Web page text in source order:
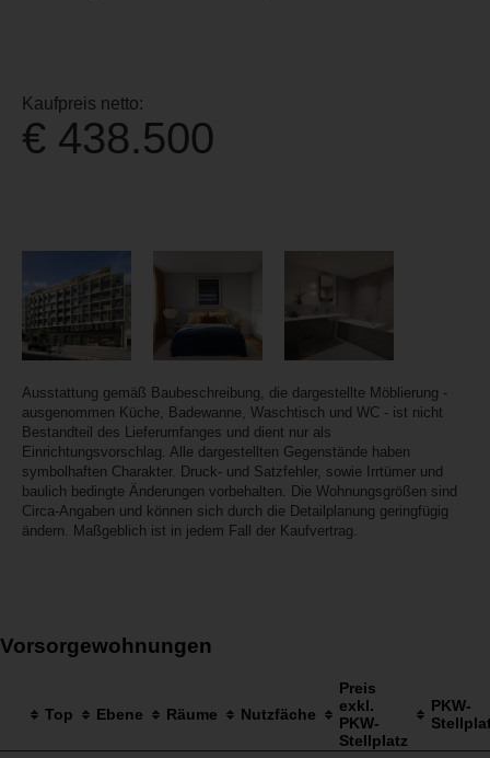
Kaufpreis netto:
€ 438.500
Ausstattung gemäß Baubeschreibung, die dargestellte Möblierung -
ausgenommen Küche, Badewanne, Waschtisch und WC - ist nicht
Bestandteil des Lieferumfanges und dient nur als
Einrichtungsvorschlag. Alle dargestellten Gegenstände haben
symbolhaften Charakter. Druck- und Satzfehler, sowie Irrtümer und
baulich bedingte Änderungen vorbehalten. Die Wohnungsgrößen sind
Circa-Angaben und können sich durch die Detailplanung geringfügig
ändern. Maßgeblich ist in jedem Fall der Kaufvertrag.
Vorsorgewohnungen
Top Ebene Räume Nutzfäche
Preis
exkl.
PKW-
Stellplatz
PKW-